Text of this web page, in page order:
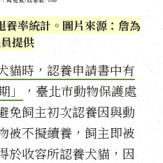
養率統計。圖片來源：詹為
提供
貓時，認養申請書中有
，臺北市動物保護處
免飼主初次認養因與動
被不擬續養，飼主即被
於收容所認養犬貓，因